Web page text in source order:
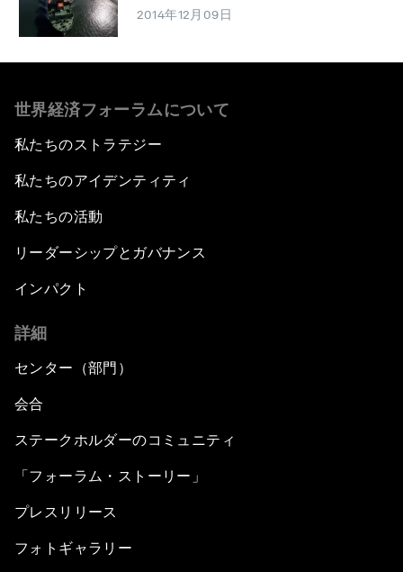
2014年12月09日
世界経済フォーラムについて
私たちのストラテジー
私たちのアイデンティティ
私たちの活動
リーダーシップとガバナンス
インパクト
詳細
センター（部門）
会合
ステークホルダーのコミュニティ
「フォーラム・ストーリー」
プレスリリース
フォトギャラリー